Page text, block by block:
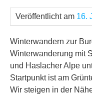
Veröffentlicht am 16.
Winterwandern zur
Winterwanderung mit
und Haslacher Alpe
Startpunkt ist am
Wir steigen in der